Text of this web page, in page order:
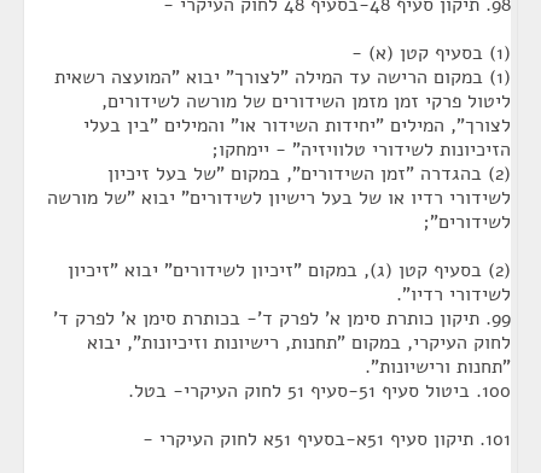
(1) בסעיף קטן (א) -
(1) במקום הרישה עד המילה "לצורך" יבוא "המועצה רשאית
ליטול פרקי זמן מזמן השידורים של מורשה לשידורים,
לצורך", המילים "יחידות השידור או" והמילים "בין בעלי
הזיכיונות לשידורי טלוויזיה" - יימחקו;
(2) בהגדרה "זמן השידורים", במקום "של בעל זיכיון
לשידורי רדיו או של בעל רישיון לשידורים" יבוא "של מורשה
לשידורים";
(2) בסעיף קטן (ג), במקום "זיכיון לשידורים" יבוא "זיכיון
לשידורי רדיו".
99. תיקון כותרת סימן א' לפרק ד'- בכותרת סימן א' לפרק ד'
לחוק העיקרי, במקום "תחנות, רישיונות וזיכיונות", יבוא
"תחנות ורישיונות".
100. ביטול סעיף 51-סעיף 51 לחוק העיקרי- בטל.
101. תיקון סעיף 51א-בסעיף 51א לחוק העיקרי -